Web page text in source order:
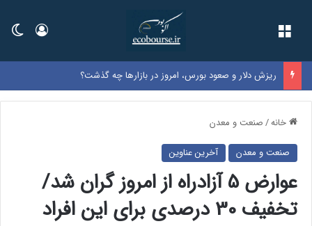
ورود
ریزش دلار و صعود بورس، امروز در بازارها چه گذشت؟
خانه/صنعت و معدن
صنعت و معدن آخرین عناوین
عوارض 5 آزادراه از امروز گران شد/
تخفیف 30 درصدی برای این افراد